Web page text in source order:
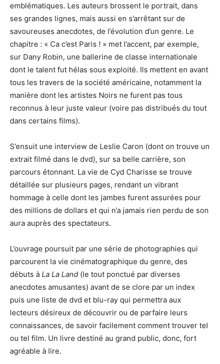
emblématiques. Les auteurs brossent le portrait, dans
ses grandes lignes, mais aussi en s’arrêtant sur de
savoureuses anecdotes, de l’évolution d’un genre. Le
chapitre : « Ca c’est Paris ! » met l’accent, par exemple,
sur Dany Robin, une ballerine de classe internationale
dont le talent fut hélas sous exploité. Ils mettent en avant
tous les travers de la société américaine, notamment la
manière dont les artistes Noirs ne furent pas tous
reconnus à leur juste valeur (voire pas distribués du tout
dans certains films).
S’ensuit une interview de Leslie Caron (dont on trouve un
extrait filmé dans le dvd), sur sa belle carrière, son
parcours étonnant. La vie de Cyd Charisse se trouve
détaillée sur plusieurs pages, rendant un vibrant
hommage à celle dont les jambes furent assurées pour
des millions de dollars et qui n’a jamais rien perdu de son
aura auprès des spectateurs.
L’ouvrage poursuit par une série de photographies qui
parcourent la vie cinématographique du genre, des
débuts à La La Land (le tout ponctué par diverses
anecdotes amusantes) avant de se clore par un index
puis une liste de dvd et blu-ray qui permettra aux
lecteurs désireux de découvrir ou de parfaire leurs
connaissances, de savoir facilement comment trouver tel
ou tel film. Un livre destiné au grand public, donc, fort
agréable à lire.